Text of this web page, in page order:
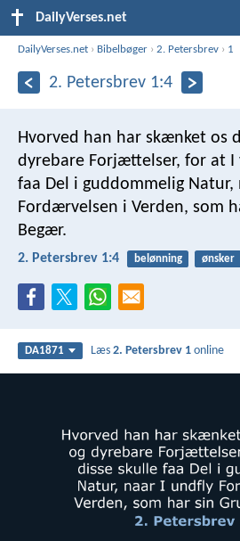
DailyVerses.net
DailyVerses.net › Bibelbøger ›2. Petersbrev › 1
2. Petersbrev 1:4
Hvorved han har skænket os
dyrebare Forjættelser, for at I
faa Del i guddommelig
Fordærvelsen i Verden, som
Begær.
2. Petersbrev 1:4 belønning ønsker
DA1871 Læs2. Petersbrev 1 online